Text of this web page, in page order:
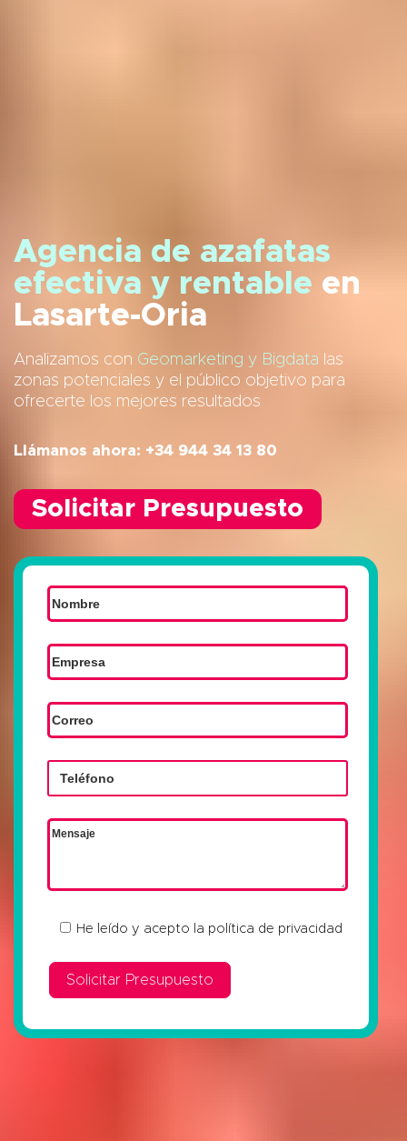
Agencia de azafatas
efectiva y rentable en
Lasarte-Oria
Analizamos con Geomarketing y Bigdata las
zonas potenciales y el público objetivo para
ofrecerte los mejores resultados
Llámanos ahora: +34 944 34 13 80
Solicitar Presupuesto
He leído y acepto la política de privacidad